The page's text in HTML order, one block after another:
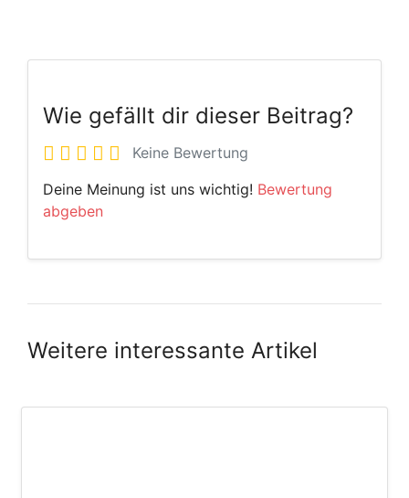
Wie gefällt dir dieser Beitrag?
Keine Bewertung
Deine Meinung ist uns wichtig! Bewertung
abgeben
Weitere interessante Artikel